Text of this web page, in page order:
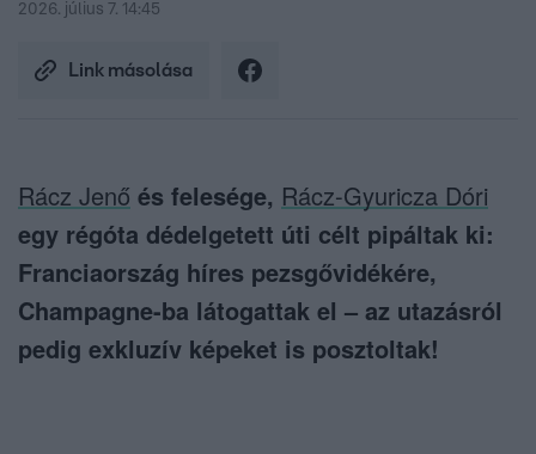
2026. július 7. 14:45
Link másolása
Rácz Jenő és felesége, Rácz-Gyuricza Dóri
egy régóta dédelgetett úti célt pipáltak ki:
Franciaország híres pezsgővidékére,
Champagne-ba látogattak el – az utazásról
pedig exkluzív képeket is posztoltak!